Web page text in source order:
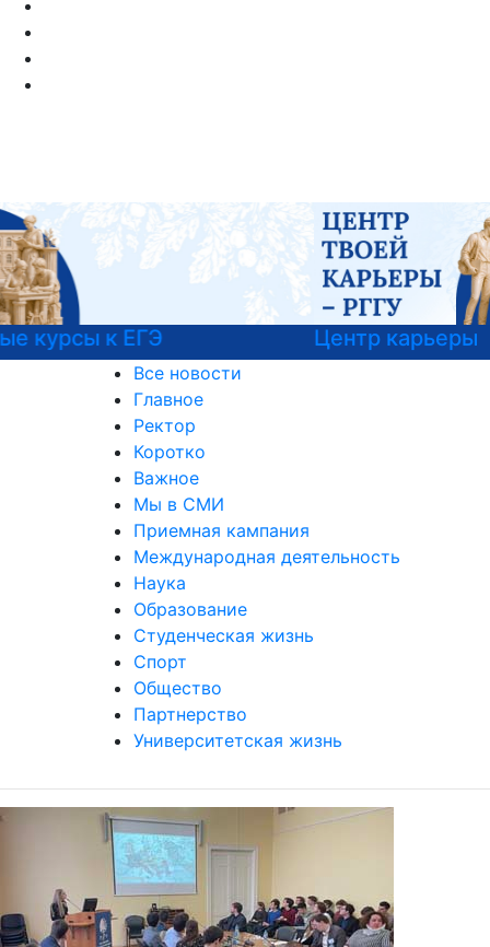
Центр карьеры
Все новости
Главное
Ректор
Коротко
Важное
Мы в СМИ
Приемная кампания
Международная деятельность
Наука
Образование
Студенческая жизнь
Спорт
Общество
Партнерство
Университетская жизнь